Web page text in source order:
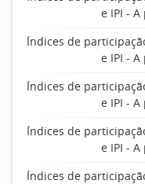
e IPI -
Índices de
e IPI -
Índices de
e IPI -
Índices de
e IPI -
Índices de